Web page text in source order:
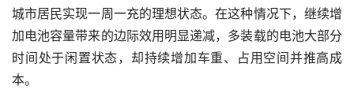
城市居民实现一周一充的理想状态。在这种情况下，继续增
加电池容量带来的边际效用明显递减，多装载的电池大部分
时间处于闲置状态，却持续增加车重、占用空间并推高成
本。